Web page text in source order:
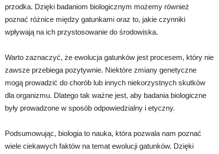
przodka. Dzięki badaniom biologicznym możemy również
poznać różnice między gatunkami oraz to, jakie czynniki
wpływają na ich przystosowanie do środowiska.
Warto zaznaczyć, że ewolucja gatunków jest procesem, który nie
zawsze przebiega pozytywnie. Niektóre zmiany genetyczne
mogą prowadzić do chorób lub innych niekorzystnych skutków
dla organizmu. Dlatego tak ważne jest, aby badania biologiczne
były prowadzone w sposób odpowiedzialny i etyczny.
Podsumowując, biologia to nauka, która pozwala nam poznać
wiele ciekawych faktów na temat ewolucji gatunków. Dzięki